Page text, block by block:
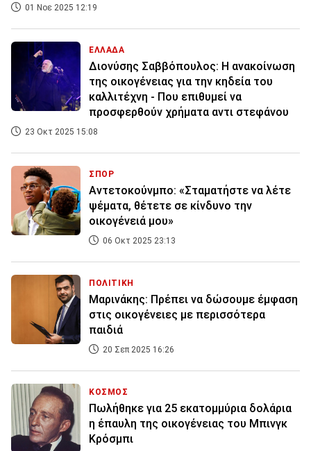
01 Νοε 2025 12:19
ΕΛΛΑΔΑ
Διονύσης Σαββόπουλος: Η ανακοίνωση
της οικογένειας για την κηδεία του
καλλιτέχνη - Που επιθυμεί να
προσφερθούν χρήματα αντι στεφάνου
23 Οκτ 2025 15:08
ΣΠΟΡ
Αντετοκούνμπο: «Σταματήστε να λέτε
ψέματα, θέτετε σε κίνδυνο την
οικογένειά μου»
06 Οκτ 2025 23:13
ΠΟΛΙΤΙΚΗ
Μαρινάκης: Πρέπει να δώσουμε έμφαση
στις οικογένειες με περισσότερα
παιδιά
20 Σεπ 2025 16:26
ΚΟΣΜΟΣ
Πωλήθηκε για 25 εκατομμύρια δολάρια
η έπαυλη της οικογένειας του Μπινγκ
Κρόσμπι